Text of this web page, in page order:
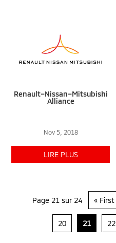
Renault–Nissan–Mitsubishi
Alliance
Nov 5, 2018
LIRE PLUS
Page 21 sur 24 « First
20 21 22